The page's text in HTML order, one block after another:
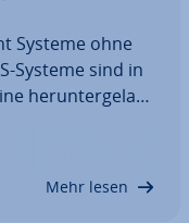
Systeme ohne
Systeme sind in
her­un­ter­ge­la­
kleinen
Mehr lesen